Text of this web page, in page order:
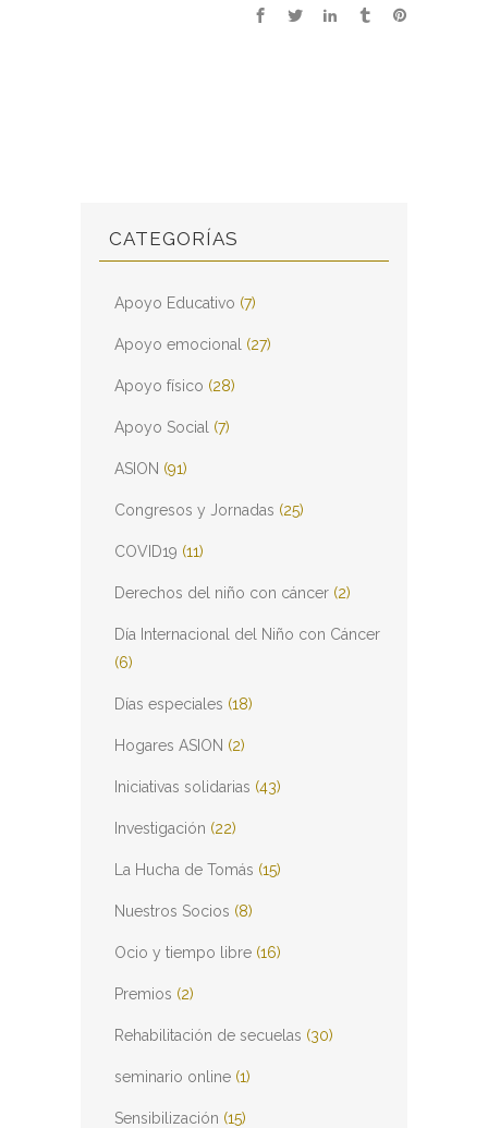
CATEGORÍAS
Apoyo Educativo (7)
Apoyo emocional (27)
Apoyo físico (28)
Apoyo Social (7)
ASION (91)
Congresos y Jornadas (25)
COVID19 (11)
Derechos del niño con cáncer (2)
Día Internacional del Niño con Cáncer
(6)
Días especiales (18)
Hogares ASION (2)
Iniciativas solidarias (43)
Investigación (22)
La Hucha de Tomás (15)
Nuestros Socios (8)
Ocio y tiempo libre (16)
Premios (2)
Rehabilitación de secuelas (30)
seminario online (1)
Sensibilización (15)